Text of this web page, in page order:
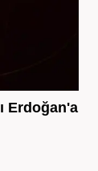
Erdoğan'a